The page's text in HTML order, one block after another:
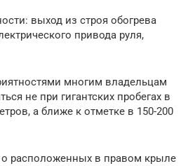
выход из строя обогрева
привода руля,
многим владельцам
не при гигантских пробегах в
а ближе к отметке в 150-200
о расположенных в правом крыле